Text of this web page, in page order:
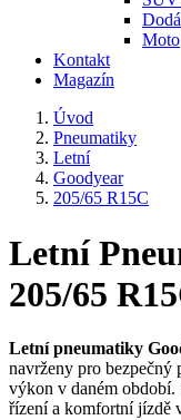
Moto
Kontakt
Magazín
Úvod
Pneumatiky
Letní
Goodyear
205/65 R15C
Letní
205/65
Letní pneumatiky
navrženy pro
výkon v daném období.
řízení a komfortní jízdě